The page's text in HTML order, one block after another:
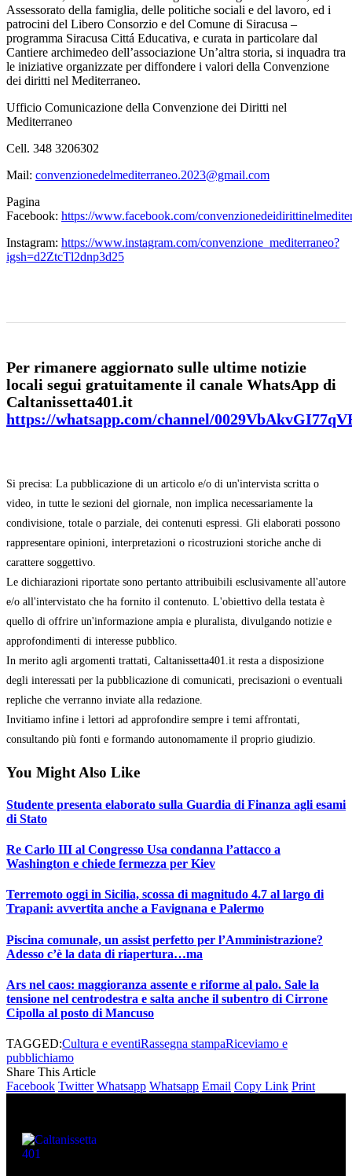
Assessorato della famiglia, delle politiche sociali e del lavoro, ed i
patrocini del Libero Consorzio e del Comune di Siracusa –
programma Siracusa Cittá Educativa, e curata in particolare dal
Cantiere archimedeo dell’associazione Un’altra storia, si inquadra tra
le iniziative organizzate per diffondere i valori della Convenzione
dei diritti nel Mediterraneo.
Ufficio Comunicazione della Convenzione dei Diritti nel
Mediterraneo
Cell. 348 3206302
Mail: convenzionedelmediterraneo.2023@gmail.com
Pagina
Facebook: https://www.facebook.com/
Instagram: https://www.instagram.com/convenzione_mediterraneo?
igsh=d2ZtcTl2dnp3d25
Per rimanere aggiornato sulle ultime notizie
locali segui gratuitamente il canale WhatsApp di
Caltanissetta401.it
https://whatsapp.com/channel/
Si precisa: La pubblicazione di un articolo e/o di un'intervista scritta o
video, in tutte le sezioni del giornale, non implica necessariamente la
condivisione, totale o parziale, dei contenuti espressi. Gli elaborati possono
rappresentare opinioni, interpretazioni o ricostruzioni storiche anche di
carattere soggettivo.
Le dichiarazioni riportate sono pertanto attribuibili esclusivamente all'autore
e/o all'intervistato che ha fornito il contenuto. L'obiettivo della testata è
quello di offrire un'informazione ampia e pluralista, divulgando notizie e
approfondimenti di interesse pubblico.
In merito agli argomenti trattati, Caltanissetta401.it resta a disposizione
degli interessati per la pubblicazione di comunicati, precisazioni o eventuali
repliche che verranno inviate alla redazione.
Invitiamo infine i lettori ad approfondire sempre i temi affrontati,
consultando più fonti e formando autonomamente il proprio giudizio.
You Might Also Like
Studente presenta elaborato sulla Guardia di Finanza agli esami
di Stato
Re Carlo III al Congresso Usa condanna l’attacco a
Washington e chiede fermezza per Kiev
Terremoto oggi in Sicilia, scossa di magnitudo 4.7 al largo di
Trapani: avvertita anche a Favignana e Palermo
Piscina comunale, un assist perfetto per l’Amministrazione?
Adesso c’è la data di riapertura…ma
Ars nel caos: maggioranza assente e riforme al palo. Sale la
tensione nel centrodestra e salta anche il subentro di Cirrone
Cipolla al posto di Mancuso
TAGGED:Cultura e eventiRassegna stampaRiceviamo e
pubblichiamo
Share This Article
Facebook Twitter Whatsapp Whatsapp Email Copy Link Print